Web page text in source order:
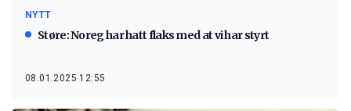
NYTT
Støre: Noreg har hatt flaks med at vi har styrt
08.01.2025 12:55